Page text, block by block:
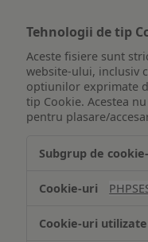
Tehnologii de tip
Aceste fisiere sunt
website-ului, inclusiv
optiunilor exprimate
tip Cookie. Acestea
pentru plasare/
de
Cookie
necesare